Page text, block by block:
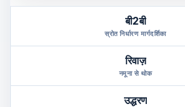
बी2बी
स्रोत निर्धारण मार्गदर्शिका
रिवाज़
नमूना से थोक
उद्धरण